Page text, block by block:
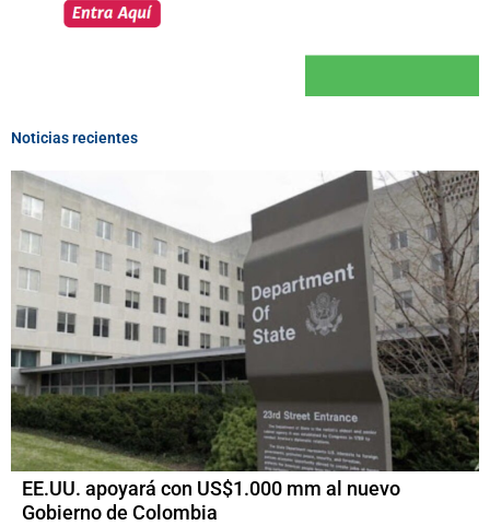
Noticias recientes
EE.UU. apoyará con US$1.000 mm al nuevo
Gobierno de Colombia